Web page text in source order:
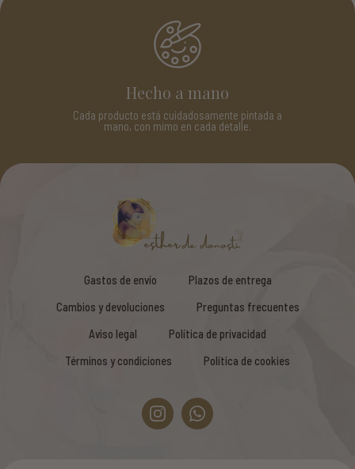
Piezas únicas
No hay dos iguales: cada camiseta, pañuelo o
cazadora tiene su propia historia.
Gastos de envío
Plazos de entrega
Cambios y devoluciones
Preguntas frecuentes
Aviso legal
Política de privacidad
Términos y condiciones
Política de cookies